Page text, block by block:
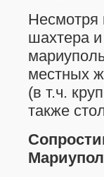
Несмотря
шахтера
местных
(в т.ч.
также